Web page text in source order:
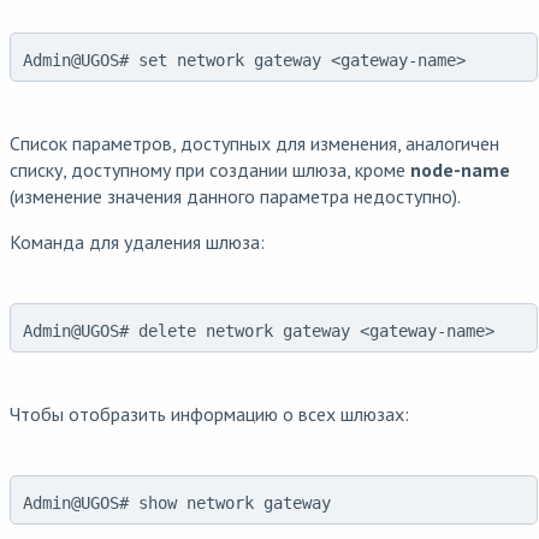
Admin@UGOS# set network gateway <gateway-name>
Список параметров, доступных для изменения, аналогичен
списку, доступному при создании шлюза, кроме node-name
(изменение значения данного параметра недоступно).
Команда для удаления шлюза:
Admin@UGOS# delete network gateway <gateway-name>
Чтобы отобразить информацию о всех шлюзах:
Admin@UGOS# show network gateway